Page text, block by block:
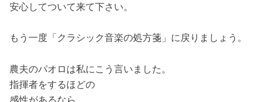
安心してついて来て下さい。
もう一度「クラシック音楽の処方箋」に戻りましょう。
農夫のパオロは私にこう言いました。
指揮者をするほどの
感性があるなら